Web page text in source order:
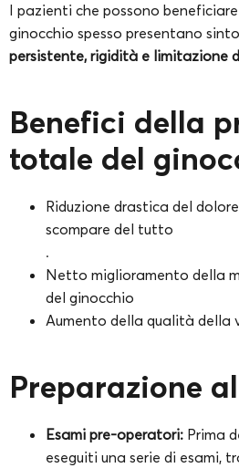
I pazienti che possono
ginocchio spesso presentano
persistente, rigidità e limitazione
Benefici della
totale del
Riduzione drastica del
scompare del tutto
.
Netto miglioramento della
del ginocchio
Aumento della qualità della
Preparazione
Esami pre-operatori: Prima
eseguiti una serie di esami,